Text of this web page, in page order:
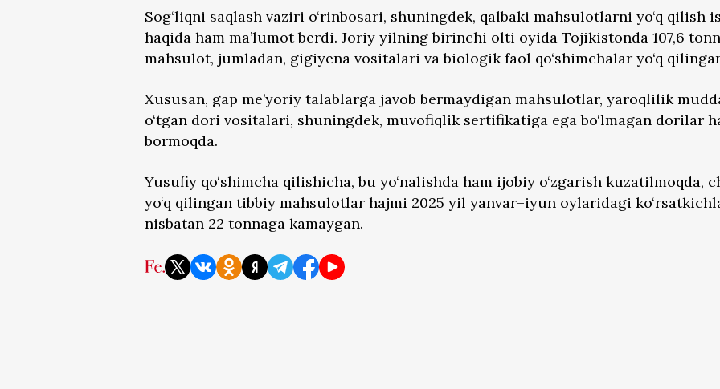
Sog‘liqni saqlash vaziri o‘rinbosari, shuningdek, qalbaki mahsulotlarni yo‘q qilish
haqida ham ma’lumot berdi. Joriy yilning birinchi olti oyida Tojikistonda 107,6
mahsulot, jumladan, gigiyena vositalari va biologik faol qo‘shimchalar yo‘q
Xususan, gap me’yoriy talablarga javob bermaydigan mahsulotlar, yaroqlilik
o‘tgan dori vositalari, shuningdek, muvofiqlik sertifikatiga ega bo‘lmagan dorilar
bormoqda.
Yusufiy qo‘shimcha qilishicha, bu yo‘nalishda ham ijobiy o‘zgarish kuzatilmoqda,
yo‘q qilingan tibbiy mahsulotlar hajmi 2025 yil yanvar–iyun oylaridagi
nisbatan 22 tonnaga kamaygan.